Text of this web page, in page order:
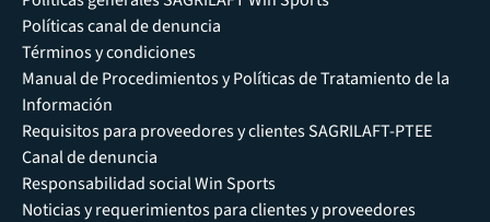
Políticas canal de denuncia
Términos y condiciones
Manual de Procedimientos y Políticas de Tratamiento de la
Información
Requisitos para proveedores y clientes SAGRILAFT-PTEE
Canal de denuncia
Responsabilidad social Win Sports
Noticias y requerimientos para clientes y proveedores